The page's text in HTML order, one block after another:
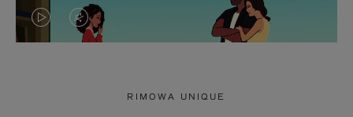
LA LE
RIMOWA UNIQUE